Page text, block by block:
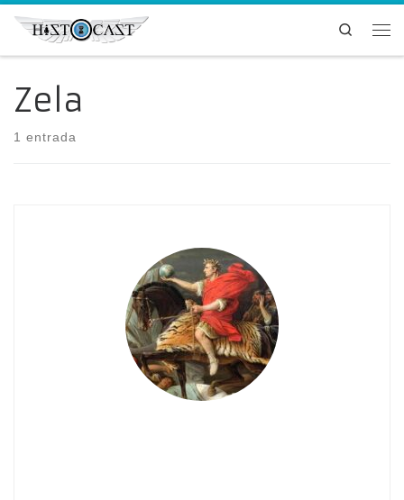
Saltar al contenido
Search
Zela
1 entrada